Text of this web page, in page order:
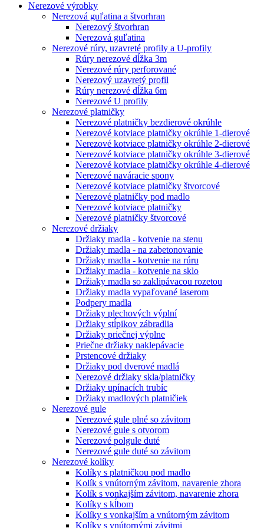
Nerezové výrobky
Nerezová guľatina a štvorhran
Nerezový štvorhran
Nerezová guľatina
Nerezové rúry, uzavreté profily a U-profily
Rúry nerezové dĺžka 3m
Nerezové rúry perforované
Nerezový uzavretý profil
Rúry nerezové dĺžka 6m
Nerezové U profily
Nerezové platničky
Nerezové platničky bezdierové okrúhle
Nerezové kotviace platničky okrúhle 1-dierové
Nerezové kotviace platničky okrúhle 2-dierové
Nerezové kotviace platničky okrúhle 3-dierové
Nerezové kotviace platničky okrúhle 4-dierové
Nerezové naváracie spony
Nerezové kotviace platničky štvorcové
Nerezové platničky pod madlo
Nerezové kotviace platničky
Nerezové platničky štvorcové
Nerezové držiaky
Držiaky madla - kotvenie na stenu
Držiaky madla - na zabetonovanie
Držiaky madla - kotvenie na rúru
Držiaky madla - kotvenie na sklo
Držiaky madla so zaklipávacou rozetou
Držiaky madla vypaľované laserom
Podpery madla
Držiaky plechových výplní
Držiaky stĺpikov zábradlia
Držiaky priečnej výplne
Priečne držiaky naklepávacie
Prstencové držiaky
Držiaky pod dverové madlá
Nerezové držiaky skla/platničky
Držiaky upínacích trubíc
Držiaky madlových platničiek
Nerezové gule
Nerezové gule plné so závitom
Nerezové gule s otvorom
Nerezové polgule duté
Nerezové gule duté so závitom
Nerezové kolíky
Kolíky s platničkou pod madlo
Kolík s vnútorným závitom, navarenie zhora
Kolík s vonkajším závitom, navarenie zhora
Kolíky s kĺbom
Kolíky s vonkajším a vnútorným závitom
Kolíky s vnútornými závitmi